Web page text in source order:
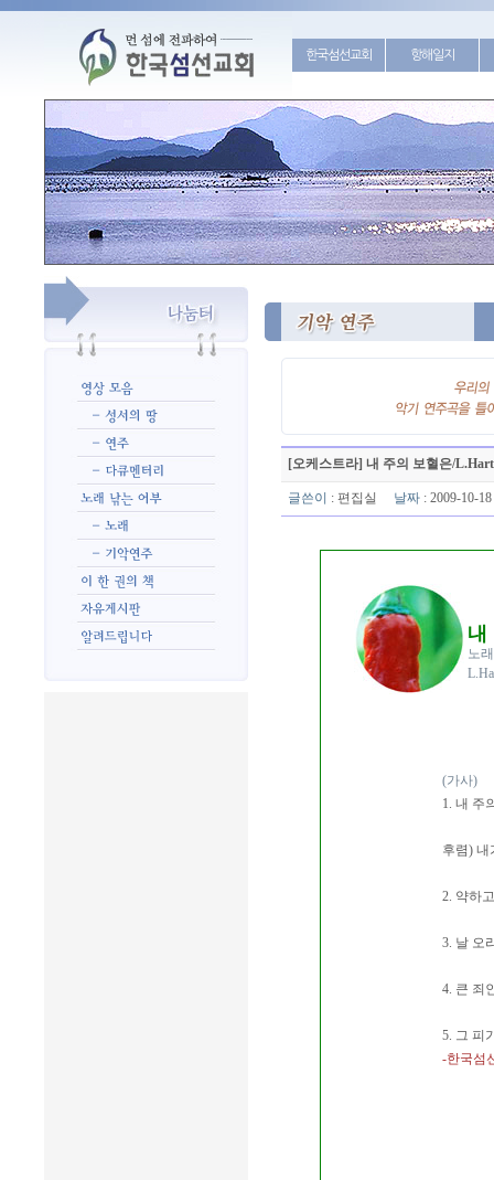
한국섬선교회 항해일지
[오케스트라] 내 주의 보혈은/
글쓴이 : 편집실 날짜 : 2009-10-
내
노
(가사)
1. 내 주
후렴) 내
2. 약하
3. 날 오
4. 큰 죄
5. 그 피
-한국섬